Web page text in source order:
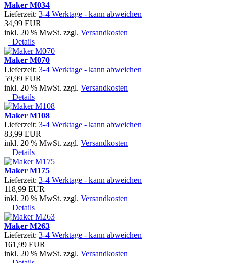
Maker M034
Lieferzeit: 3-4 Werktage - kann abweichen
34,99 EUR
inkl. 20 % MwSt. zzgl. Versandkosten
Details
Maker M070
Lieferzeit: 3-4 Werktage - kann abweichen
59,99 EUR
inkl. 20 % MwSt. zzgl. Versandkosten
Details
Maker M108
Lieferzeit: 3-4 Werktage - kann abweichen
83,99 EUR
inkl. 20 % MwSt. zzgl. Versandkosten
Details
Maker M175
Lieferzeit: 3-4 Werktage - kann abweichen
118,99 EUR
inkl. 20 % MwSt. zzgl. Versandkosten
Details
Maker M263
Lieferzeit: 3-4 Werktage - kann abweichen
161,99 EUR
inkl. 20 % MwSt. zzgl. Versandkosten